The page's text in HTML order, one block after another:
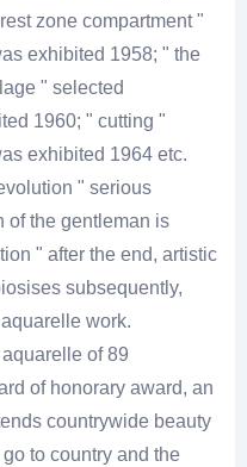
zone compartment "
exhibited 1958; " the
" selected
1960; " cutting "
exhibited 1964 etc.
" serious
of the gentleman is
" after the end, artistic
subsequently,
work.
of 89
of honorary award, an
countrywide beauty
to country and the